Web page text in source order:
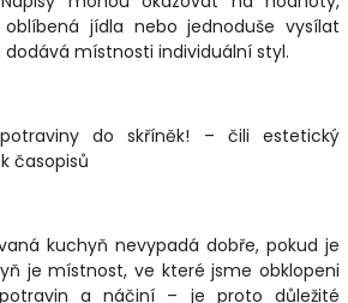
jídla nebo jednoduše vysílat
místnosti individuální styl.
do skříněk! – čili estetický
časopisů
kuchyň nevypadá dobře, pokud je
je místnost, ve které jsme obklopeni
a náčiní – je proto důležité